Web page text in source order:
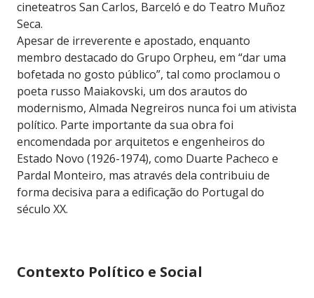
cineteatros San Carlos, Barceló e do Teatro Muñoz
Seca.
Apesar de irreverente e apostado, enquanto
membro destacado do Grupo Orpheu, em “dar uma
bofetada no gosto público”, tal como proclamou o
poeta russo Maiakovski, um dos arautos do
modernismo, Almada Negreiros nunca foi um ativista
político. Parte importante da sua obra foi
encomendada por arquitetos e engenheiros do
Estado Novo (1926-1974), como Duarte Pacheco e
Pardal Monteiro, mas através dela contribuiu de
forma decisiva para a edificação do Portugal do
século XX.
Contexto Político e Social